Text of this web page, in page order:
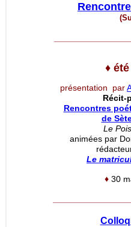
♦été
présentation par
Récit-
Rencontres
de
Le
animées par
Le
♦ 30